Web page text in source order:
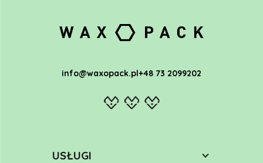
info@waxopack.pl+48 73 2099202
USŁUGI